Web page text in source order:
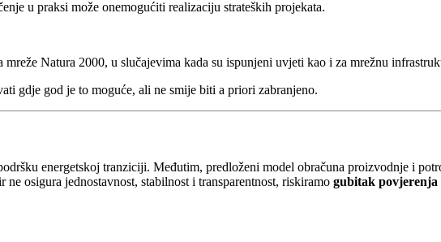
u praksi može onemogućiti realizaciju strateških projekata.
Natura 2000, u slučajevima kada su ispunjeni uvjeti kao i za mrežnu
gdje god je to moguće, ali ne smije biti a priori zabranjeno.
energetskoj tranziciji. Međutim, predloženi model obračuna proizvodnje i
osigura jednostavnost, stabilnost i transparentnost, riskiramo gubitak povjerenja